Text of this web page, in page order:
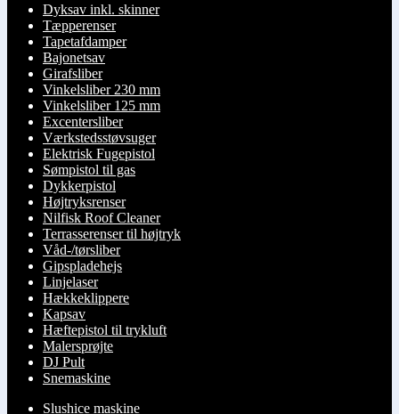
Dyksav inkl. skinner
Tæpperenser
Tapetafdamper
Bajonetsav
Girafsliber
Vinkelsliber 230 mm
Vinkelsliber 125 mm
Excentersliber
Værkstedsstøvsuger
Elektrisk Fugepistol
Sømpistol til gas
Dykkerpistol
Højtryksrenser
Nilfisk Roof Cleaner
Terrasserenser til højtryk
Våd-/tørsliber
Gipspladehejs
Linjelaser
Hækkeklippere
Kapsav
Hæftepistol til trykluft
Malersprøjte
DJ Pult
Snemaskine
Slushice maskine